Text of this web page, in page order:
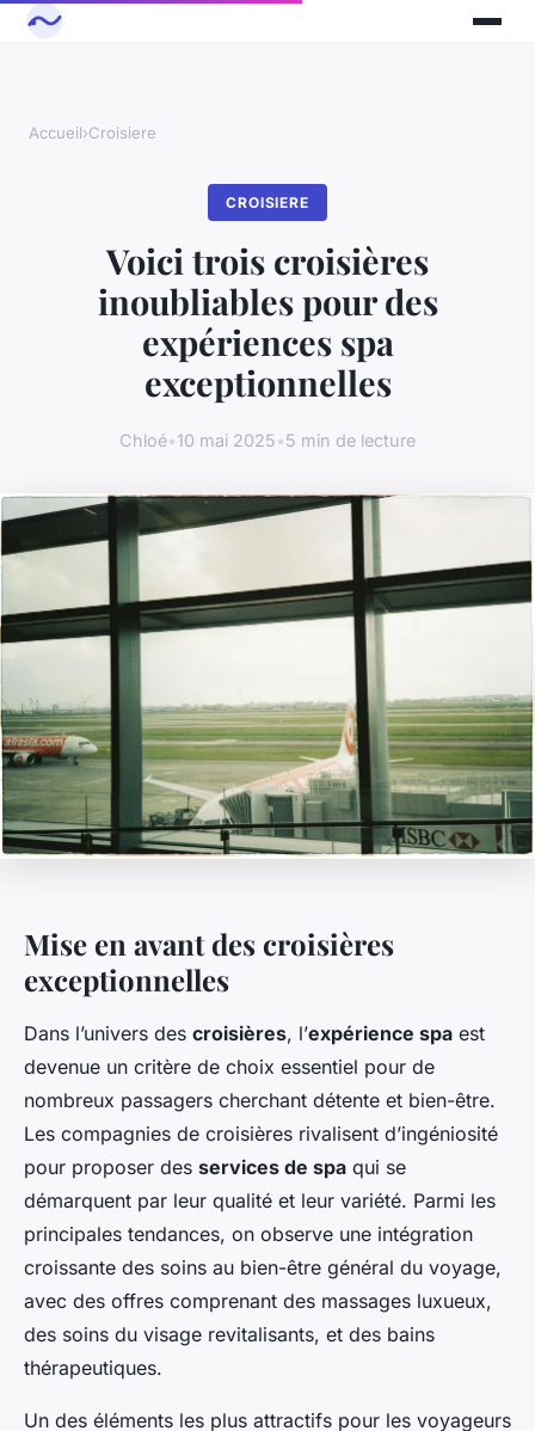
Accueil›Croisiere
CROISIERE
Voici trois croisières
inoubliables pour des
expériences spa
exceptionnelles
Chloé•10 mai 2025•5 min de lecture
Mise en avant des croisières
exceptionnelles
Dans l’univers des croisières, l’expérience spa est
devenue un critère de choix essentiel pour de
nombreux passagers cherchant détente et bien-être.
Les compagnies de croisières rivalisent d’ingéniosité
pour proposer des services de spa qui se
démarquent par leur qualité et leur variété. Parmi les
principales tendances, on observe une intégration
croissante des soins au bien-être général du voyage,
avec des offres comprenant des massages luxueux,
des soins du visage revitalisants, et des bains
thérapeutiques.
Un des éléments les plus attractifs pour les voyageurs